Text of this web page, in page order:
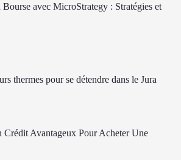
avec MicroStrategy : Stratégies et
thermes pour se détendre dans le Jura
Crédit Avantageux Pour Acheter Une